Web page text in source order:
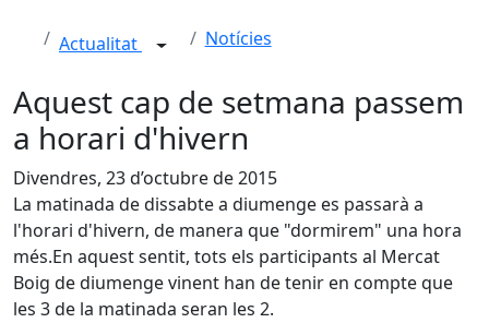
Actualitat Notícies
Aquest cap de setmana passem
a horari d'hivern
Divendres, 23 d’octubre de 2015
La matinada de dissabte a diumenge es passarà a
l'horari d'hivern, de manera que "dormirem" una hora
més.En aquest sentit, tots els participants al Mercat
Boig de diumenge vinent han de tenir en compte que
les 3 de la matinada seran les 2.